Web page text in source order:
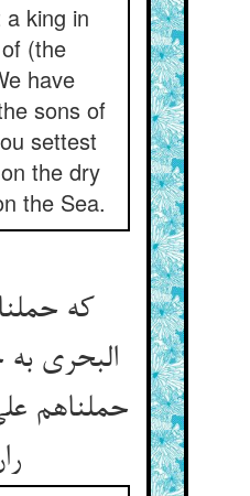
king in
(the
have
sons of
settest
the dry
the Sea.
که
البحری
حملناهم